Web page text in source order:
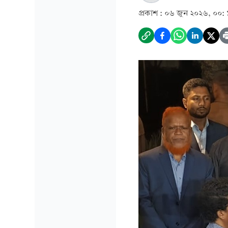
প্রকাশ : ০৬ জুন ২০২৬, ০০: